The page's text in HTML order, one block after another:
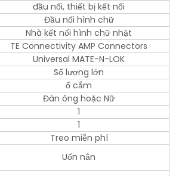
đầu nối, thiết bị kết nối
Đầu nối hình chữ
Nhà kết nối hình chữ nhật
TE Connectivity AMP Connectors
Universal MATE-N-LOK
Số lượng lớn
ổ cắm
Đàn ông hoặc Nữ
1
1
Treo miễn phí
Uốn nắn